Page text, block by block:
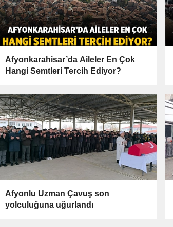
Afyonkarahisar’da Aileler En Çok
Hangi Semtleri Tercih Ediyor?
Afyonlu Uzman Çavuş son
yolculuğuna uğurlandı